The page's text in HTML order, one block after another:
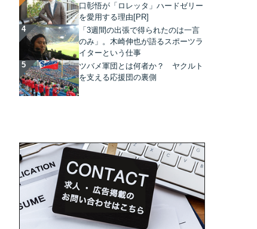
口彰悟が「ロレッタ」ハードゼリー
を愛用する理由[PR]
「3週間の出張で得られたのは一言
のみ」。木崎伸也が語るスポーツラ
イターという仕事
ツバメ軍団とは何者か？ ヤクルト
を支える応援団の裏側